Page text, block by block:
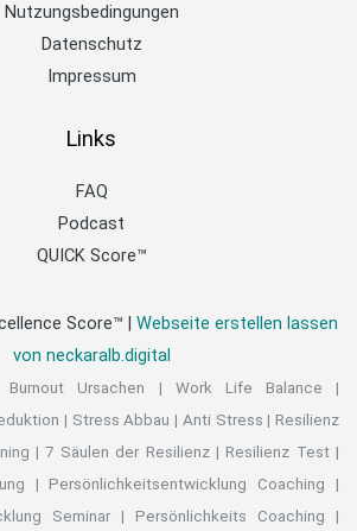
Nutzungsbedingungen
Datenschutz
Impressum
Links
FAQ
Podcast
QUICK Score™
Score™ | Webseite erstellen lassen
von neckaralb.digital
Burnout Ursachen | Work Life Balance |
| Stress Abbau | Anti Stress | Resilienz
|7 Säulen der Resilienz| Resilienz Test|
| Persönlichkeitsentwicklung Coaching |
Seminar| Persönlichkeits Coaching |